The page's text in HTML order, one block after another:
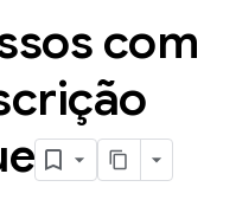
com